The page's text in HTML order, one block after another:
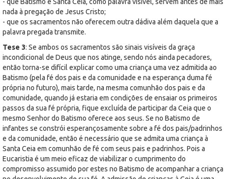
nada à pregação de Jesus Cristo;
- que os sacramentos não oferecem outra dádiva além daquela que a
palavra pregada transmite.
Tese 3: Se ambos os sacramentos são sinais visíveis da graça
incondicional de Deus que nos atinge, sendo nós ainda pecadores,
então torna-se difícil explicar como uma criança uma vez admitida ao
Batismo (pela fé dos pais e da comunidade e na esperança duma fé
própria no futuro), mais tarde, na mesma comunhão dos pais e da
comunidade, quando já estaria em condições de ensaiar os primeiros
passos da sua fé própria, fique excluída de participar da Ceia que o
mesmo Senhor do Batismo oferece aos seus. Se no Batismo de
infantes se constrói esperançosamente sobre a fé dos pais/padrinhos
e da comunidade, então é necessário que se admita uma criança à
Santa Ceia em comunhão de fé com seus pais e padrinhos. Pois a
Eucaristia é um meio eficaz de viabilizar o cumprimento do
compromisso assumido por estes no Batismo de acompanhar a criança